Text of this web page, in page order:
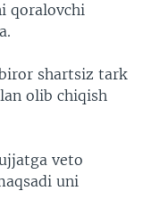
qoralovchi
shartsiz tark
olib chiqish
veto
uni